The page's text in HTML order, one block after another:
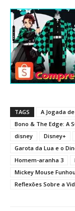
TAGS A Jogada
Bono & The Edge: A
disney
Disney+
Garota da Lua e o
Homem-aranha 3
Mickey Mouse
Reflexões Sobre a